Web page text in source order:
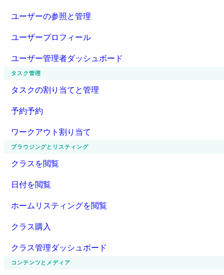
ユーザーの参照と管理
ユーザープロフィール
ユーザー管理者ダッシュボード
タスク管理
タスクの割り当てと管理
予約予約
ワークアウト割り当て
ブラウジングとリスティング
クラスを閲覧
日付を閲覧
ホームリスティングを閲覧
クラス購入
クラス管理ダッシュボード
コンテンツとメディア